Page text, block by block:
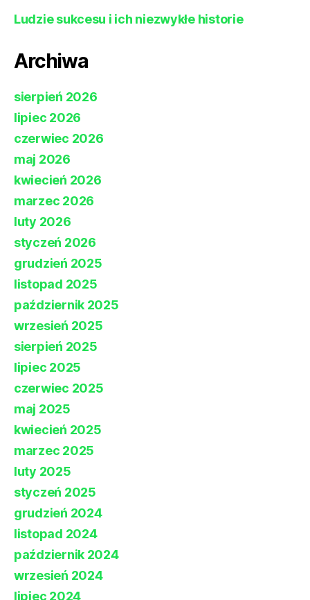
Ludzie sukcesu i ich niezwykłe historie
Archiwa
sierpień 2026
lipiec 2026
czerwiec 2026
maj 2026
kwiecień 2026
marzec 2026
luty 2026
styczeń 2026
grudzień 2025
listopad 2025
październik 2025
wrzesień 2025
sierpień 2025
lipiec 2025
czerwiec 2025
maj 2025
kwiecień 2025
marzec 2025
luty 2025
styczeń 2025
grudzień 2024
listopad 2024
październik 2024
wrzesień 2024
lipiec 2024